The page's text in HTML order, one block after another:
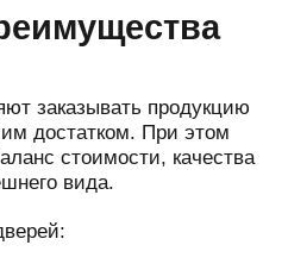
заказывать продукцию
достатком. При этом
стоимости, качества
вида.